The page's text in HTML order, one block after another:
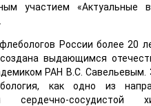
участием «Актуальные
России более 20
выдающимся
РАН В.С. Савельевым.
как одно из
сердечно-сосудистой